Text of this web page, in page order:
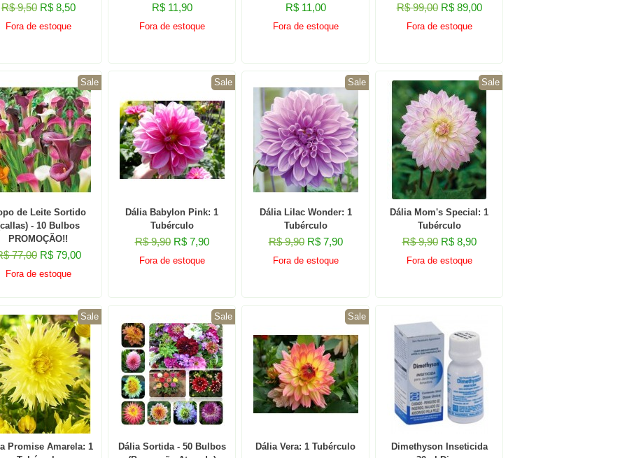
R$ 9,50 R$ 8,50
Fora de estoque
R$ 11,90
Fora de estoque
R$ 11,00
Fora de estoque
R$ 99,00 R$ 89,00
Fora de estoque
Sale
de Leite Sortido
- 10 Bulbos
PROMOÇÃO!!
77,00 R$ 79,00
Fora de estoque
Sale
Dália Babylon Pink: 1
Tubérculo
R$ 9,90 R$ 7,90
Fora de estoque
Sale
Dália Lilac Wonder: 1
Tubérculo
R$ 9,90 R$ 7,90
Fora de estoque
Sale
Dália Mom's Special: 1
Tubérculo
R$ 9,90 R$ 8,90
Fora de estoque
Sale
Promise Amarela: 1
Sale
Dália Sortida - 50 Bulbos
Sale
Dália Vera: 1 Tubérculo
Dimethyson Inseticida